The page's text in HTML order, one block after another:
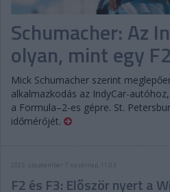
Schumacher: Az
olyan, mint egy
Mick Schumacher szerint
alkalmazkodás az IndyCar-
a Formula–2-es gépre. St.
időmérőjét.
2025. szeptember 7. vasárnap, 11:03
F2 és F3: Először nyert a